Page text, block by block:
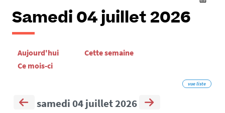
Samedi 04 juillet 2026
Aujourd'hui
Cette semaine
Ce mois-ci
vue liste
samedi 04 juillet 2026